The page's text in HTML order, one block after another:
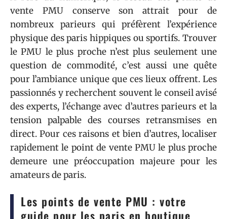
vente PMU conserve son attrait pour de
nombreux parieurs qui préfèrent l’expérience
physique des paris hippiques ou sportifs. Trouver
le PMU le plus proche n’est plus seulement une
question de commodité, c’est aussi une quête
pour l’ambiance unique que ces lieux offrent. Les
passionnés y recherchent souvent le conseil avisé
des experts, l’échange avec d’autres parieurs et la
tension palpable des courses retransmises en
direct. Pour ces raisons et bien d’autres, localiser
rapidement le point de vente PMU le plus proche
demeure une préoccupation majeure pour les
amateurs de paris.
Les points de vente PMU : votre
guide pour les paris en boutique